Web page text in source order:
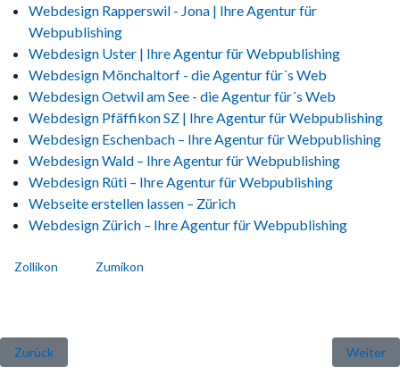
Webdesign Rapperswil - Jona | Ihre Agentur für
Webpublishing
Webdesign Uster | Ihre Agentur für Webpublishing
Webdesign Mönchaltorf - die Agentur für´s Web
Webdesign Oetwil am See - die Agentur für´s Web
Webdesign Pfäffikon SZ | Ihre Agentur für Webpublishing
Webdesign Eschenbach – Ihre Agentur für Webpublishing
Webdesign Wald – Ihre Agentur für Webpublishing
Webdesign Rüti – Ihre Agentur für Webpublishing
Webseite erstellen lassen – Zürich
Webdesign Zürich – Ihre Agentur für Webpublishing
Zollikon Zumikon
Vorheriger Beitrag: Webdesign Wädenswil | Ihre Agentur für
Zurück Weiter